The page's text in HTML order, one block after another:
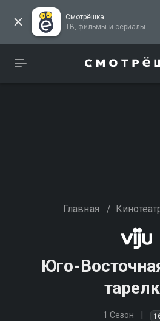
Смотрёшка
ТВ, фильмы и сериалы
Главная /
Юго-
1 Сезон